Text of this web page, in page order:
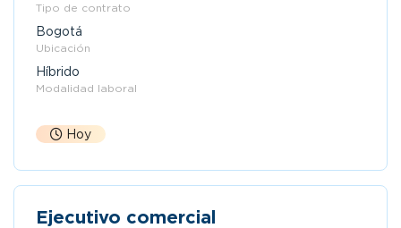
Tipo de contrato
Bogotá
Ubicación
Híbrido
Modalidad laboral
Hoy
Ejecutivo comercial